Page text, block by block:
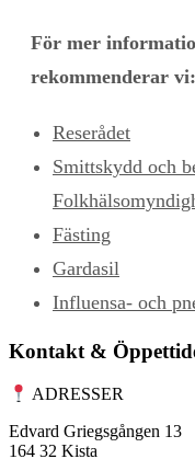
För mer
rekommenderar vi:
Reserådet
Smittskydd och
Fästing
Gardasil
Influensa- och
Kontakt &
ADRESSER
Edvard Griegsgången 13
164 32 Kista